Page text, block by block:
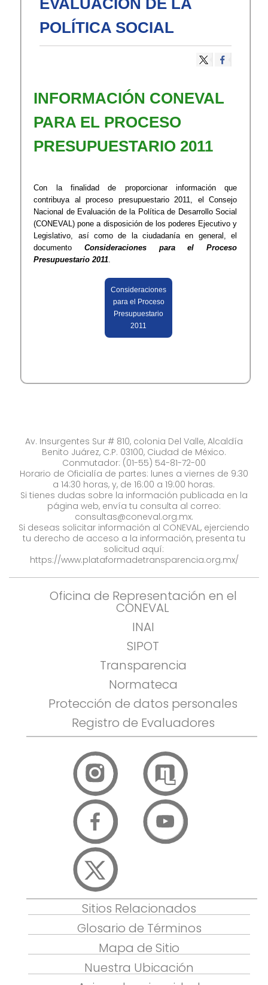
EVALUACIÓN DE LA
POLÍTICA SOCIAL
​INFORMACIÓN CONEVAL
PARA EL PROCESO
PRESUPUESTARIO 2011
Con la finalidad de proporcionar información que
contribuya al proceso presupuestario 2011, el Consejo
Nacional de Evaluación de la Política de Desarrollo Social
(CONEVAL) pone a disposición de los poderes Ejecutivo y
Legislativo, así como de la ciudadanía en general, el
documento Consideraciones para el Proceso
Presupuestario 2011.
Consideraciones
para el Proceso
Presupuestario
2011
Av. Insurgentes Sur # 810, colonia Del Valle, Alcaldía
Benito Juárez, C.P. 03100, Ciudad de México.
Conmutador: (01-55) 54-81-72-00
Horario de Oficialía de partes: lunes a viernes de 9:30
a 14:30 horas, y, de 16:00 a 19:00 horas.
Si tienes dudas sobre la información publicada en la
página web, envía tu consulta al correo:
consultas@coneval.org.mx.
Si deseas solicitar información al CONEVAL, ejerciendo
tu derecho de acceso a la información, presenta tu
solicitud aquí:
https://www.plataformadetransparencia.org.mx/
Oficina de Representación en el
CONEVAL
INAI
SIPOT
Transparencia
Normateca
Protección de datos personales
Registro de Evaluadores
Sitios Relacionados
Glosario de Términos
Mapa de Sitio
Nuestra Ubicación